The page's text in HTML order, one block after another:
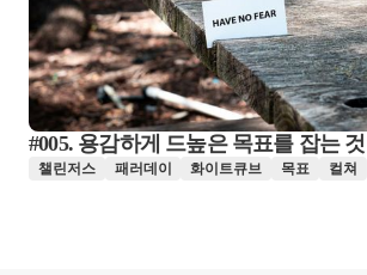
#005. 용감하게 드높은 목표를 잡는 것
챌린저스 패러데이 화이트큐브 목표 컬쳐